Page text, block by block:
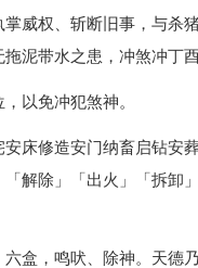
威权、斩断旧事，与杀
泥带水之患，冲煞冲丁
以免冲犯煞神。
床修造安门纳畜启钻安
解除」「出火」「拆卸
盒，鸣吠、除神。天德